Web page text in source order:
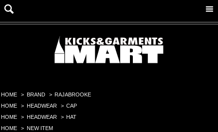
HOME > BRAND > RAJABROOKE
HOME
> HEADWEAR > CAP
HOME
> HEADWEAR > HAT
HOME
> NEW ITEM